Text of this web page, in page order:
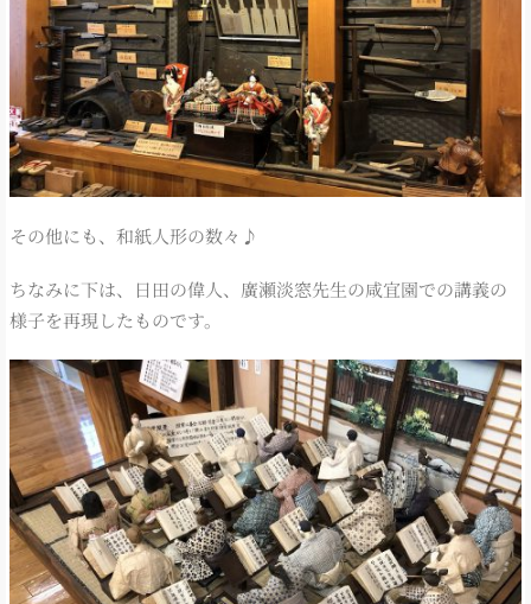
その他にも、和紙人形の数々♪
ちなみに下は、日田の偉人、廣瀬淡窓先生の咸宜園での講義の
様子を再現したものです。